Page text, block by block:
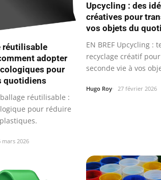
réutilisable
adopter
pour
quotidiens
réutilisable :
pour réduire
mars 2026
Upcycling : des
créatives pour
vos objets du
EN BREF Upcycling :
recyclage créatif
seconde vie à vos
Hugo Roy 27 février 2026